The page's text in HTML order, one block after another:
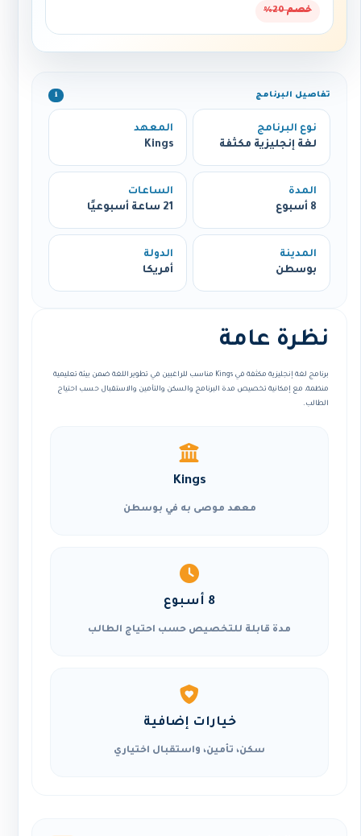
خصم 20%
تفاصيل البرنامج ℹ️
نوع البرنامج
لغة إنجليزية مكثفة
المعهد
Kings
المدة
8 أسبوع
الساعات
21 ساعة أسبوعيًا
المدينة
بوسطن
الدولة
أمريكا
نظرة عامة
برنامج لغة إنجليزية مكثفة في Kings مناسب للراغبين في تطوير اللغة ضمن بيئة تعليمية
منظمة، مع إمكانية تخصيص مدة البرنامج والسكن والتأمين والاستقبال حسب احتياج
الطالب.
Kings
معهد موصى به في بوسطن
8 أسبوع
مدة قابلة للتخصيص حسب احتياج الطالب
خيارات إضافية
سكن، تأمين، واستقبال اختياري